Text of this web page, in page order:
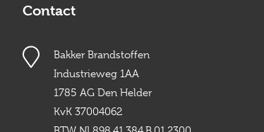
Contact
Bakker Brandstoffen
Industrieweg 1AA
1785 AG Den Helder
KvK 37004062